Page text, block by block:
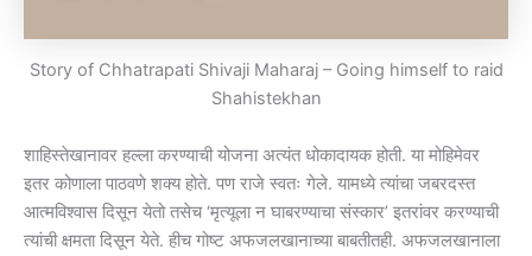
Story of Chhatrapati Shivaji Maharaj – Going himself to raid
Shahistekhan
शाहिस्तेखानावर हल्ला करण्याची योजना अत्यंत धोकादायक होती. या मोहिमेवर
इतर कोणाला पाठवणे शक्य होते. पण राजे स्वतः गेले. यामध्ये त्यांचा जबरदस्त
आत्मविश्वास दिसून येतो तसेच ‘मृत्यूला न घाबरण्याचा संस्कार’ इतरांवर करण्याची
त्यांची क्षमता दिसून येते. हीच गोष्ट अफजलखानाच्या बाबतीतही. अफजलखानाला